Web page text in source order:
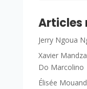
Articles
Jerry Ngoua
Xavier
Do Marcolino
Élisée